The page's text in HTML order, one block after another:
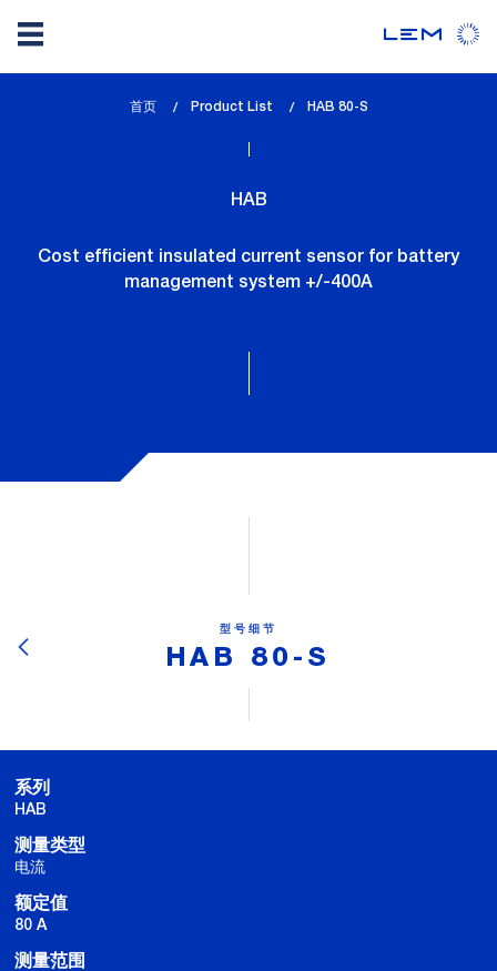
首页 Product List
lem_current_page
HAB 80-S
HAB
Cost efficient insulated current sensor for battery
management system +/-400A
型号细节
HAB 80-S
系列
HAB
测量类型
电流
额定值
80 A
测量范围